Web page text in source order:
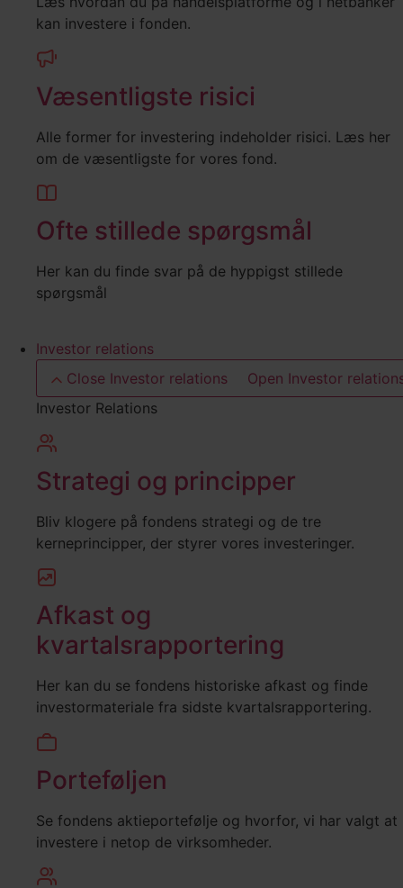
kan investere i fonden.
Væsentligste risici
Alle former for investering indeholder risici. Læs her
om de væsentligste for vores fond.
Ofte stillede spørgsmål
Her kan du finde svar på de hyppigst stillede
spørgsmål
Investor relations
Close Investor relations
Open Investor
Investor Relations
Strategi og principper
Bliv klogere på fondens strategi og de tre
kerneprincipper, der styrer vores investeringer.
Afkast og
kvartalsrapportering
Her kan du se fondens historiske afkast og finde
investormateriale fra sidste kvartalsrapportering.
Porteføljen
Se fondens aktieportefølje og hvorfor, vi har valgt at
investere i netop de virksomheder.